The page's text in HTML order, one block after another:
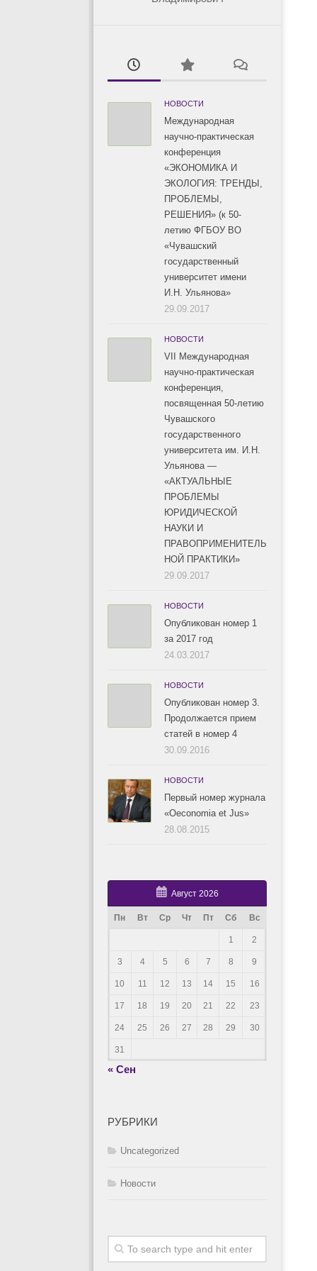
НОВОСТИ
Международная
научно-практическая
конференция
«ЭКОНОМИКА И
ЭКОЛОГИЯ: ТРЕНДЫ,
ПРОБЛЕМЫ,
РЕШЕНИЯ» (к 50-
летию ФГБОУ ВО
«Чувашский
государственный
университет имени
И.Н. Ульянова»
29.09.2017
НОВОСТИ
VII Международная
научно-практическая
конференция,
посвященная 50-летию
Чувашского
государственного
университета им. И.Н.
Ульянова —
«АКТУАЛЬНЫЕ
ПРОБЛЕМЫ
ЮРИДИЧЕСКОЙ
НАУКИ И
ПРАВОПРИМЕНИТЕЛЬ
НОЙ ПРАКТИКИ»
29.09.2017
НОВОСТИ
Опубликован номер 1
за 2017 год
24.03.2017
НОВОСТИ
Опубликован номер 3.
Продолжается прием
статей в номер 4
30.09.2016
НОВОСТИ
Первый номер журнала
«Oeconomia et Jus»
28.08.2015
Август 2026
Пн Вт Ср Чт Пт Сб Вс
1 2
3 4 5 6 7 8 9
10 11 12 13 14 15 16
17 18 19 20 21 22 23
24 25 26 27 28 29 30
31
« Сен
РУБРИКИ
Uncategorized
Новости